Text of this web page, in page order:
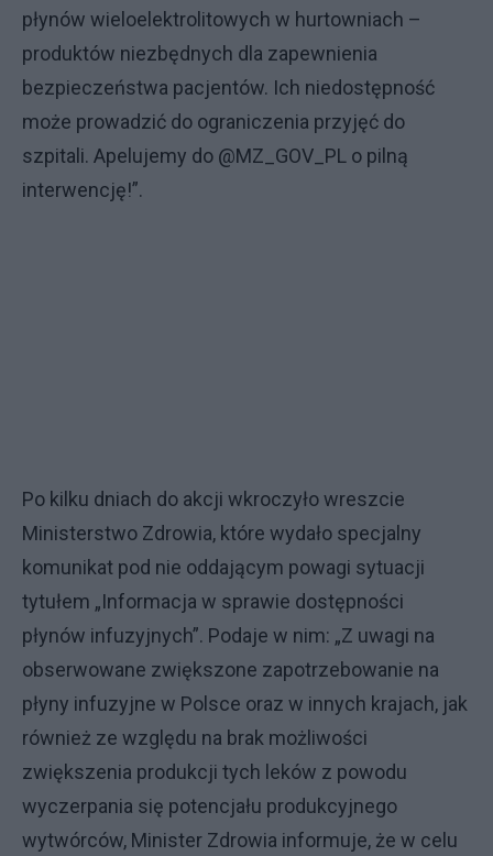
płynów wieloelektrolitowych w hurtowniach –
produktów niezbędnych dla zapewnienia
bezpieczeństwa pacjentów. Ich niedostępność
może prowadzić do ograniczenia przyjęć do
szpitali. Apelujemy do @MZ_GOV_PL o pilną
interwencję!”.
Po kilku dniach do akcji wkroczyło wreszcie
Ministerstwo Zdrowia, które wydało specjalny
komunikat pod nie oddającym powagi sytuacji
tytułem „Informacja w sprawie dostępności
płynów infuzyjnych”. Podaje w nim: „Z uwagi na
obserwowane zwiększone zapotrzebowanie na
płyny infuzyjne w Polsce oraz w innych krajach, jak
również ze względu na brak możliwości
zwiększenia produkcji tych leków z powodu
wyczerpania się potencjału produkcyjnego
wytwórców, Minister Zdrowia informuje, że w celu